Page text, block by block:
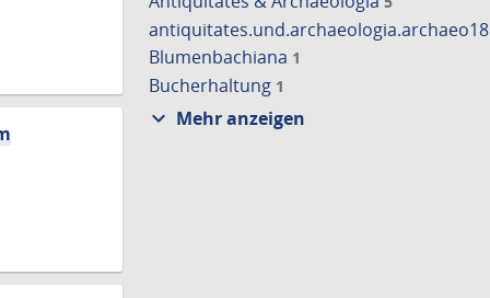
Blumenbachiana 1
Bucherhaltung 1
expand_more Mehr anzeigen